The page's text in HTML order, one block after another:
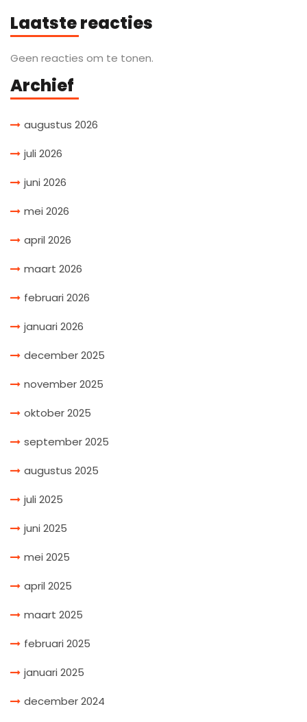
Laatste reacties
Geen reacties om te tonen.
Archief
augustus 2026
juli 2026
juni 2026
mei 2026
april 2026
maart 2026
februari 2026
januari 2026
december 2025
november 2025
oktober 2025
september 2025
augustus 2025
juli 2025
juni 2025
mei 2025
april 2025
maart 2025
februari 2025
januari 2025
december 2024